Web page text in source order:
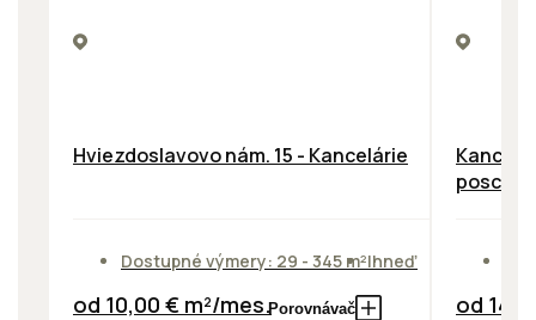
Hviezdoslavovo nám. 15 - Kancelárie
Dostupné výmery: 29 - 345 m²Ihneď
od 10,00 € m²/mes.Porovnávač od